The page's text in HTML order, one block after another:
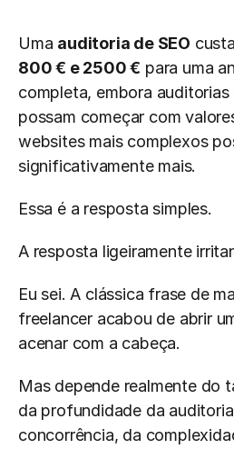
Uma auditoria de SEO
800 € e 2500 € para uma
completa, embora auditorias
possam começar com
websites mais complexos
significativamente mais.
Essa é a resposta simples.
A resposta ligeiramente
Eu sei. A clássica frase de
freelancer acabou de abrir
acenar com a cabeça.
Mas depende realmente do
da profundidade da
concorrência, da